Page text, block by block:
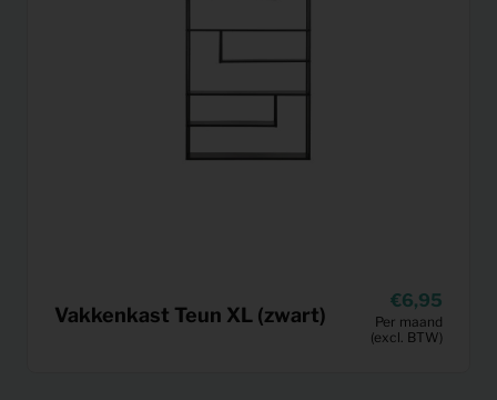
Vakkenkast Teun XL (zwart)
6,95
Per maand
(excl. BTW)